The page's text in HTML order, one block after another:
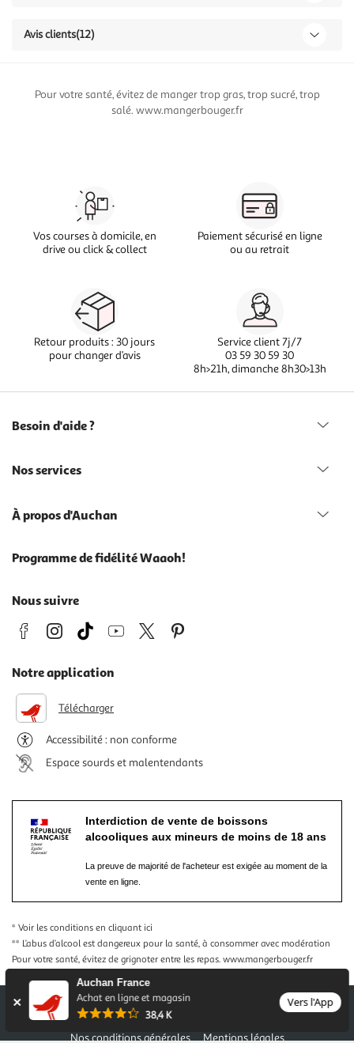
Auchan France
Achat en ligne et magasin
38,4 K
Vers l'App
Avis clients(12)
Pour votre santé, évitez de manger trop gras, trop sucré, trop
salé. www.mangerbouger.fr
Vos courses à domicile, en
drive ou click & collect
Paiement sécurisé en ligne
ou au retrait
Retour produits : 30 jours
pour changer d’avis
Service client 7j/7
03 59 30 59 30
8h>21h, dimanche 8h30>13h
Besoin d'aide ?
Nos services
À propos d'Auchan
Programme de fidélité Waaoh!
Nous suivre
Notre application
Télécharger
Accessibilité : non conforme
Espace sourds et malentendants
Interdiction de vente de boissons
alcooliques aux mineurs de moins de 18 ans
La preuve de majorité de l'acheteur est exigée au moment de la
vente en ligne.
* Voir les conditions en cliquant ici
** L’abus d’alcool est dangereux pour la santé, à consommer avec modération
Pour votre santé, évitez de grignoter entre les repas. www.mangerbouger.fr
Nos conditions générales Mentions légales